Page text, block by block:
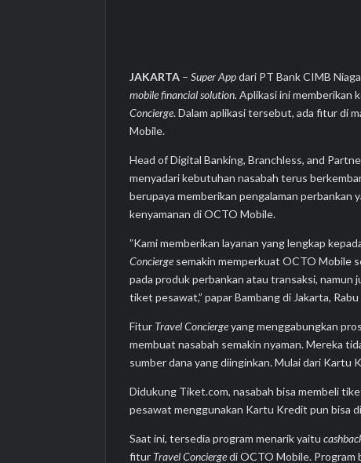
JAKARTA –Super Appdari PT Bank CIMB
mobile financial solution.Aplikasi ini memberikan
Concierge. Dalam aplikasi tersebut, ada fitur di
Mobile.
Head of Digital Banking, Branchless, and
menyadari kebutuhan nasabah terus
berupaya memberikan pengalaman perbankan
kenyamanan di OCTO Mobile.
”Kami memberikan layanan yang lengkap
Concierge semakin memperkuat OCTO Mobile
pada produk perbankan atau transaksi, namun
tiket pesawat,” papar Bambang di Jakarta,
Fitur Travel Conciergeyang menggabungkan
membuat nasabah semakin nyaman. Mereka
sumber dana yang diinginkan. Mulai dari Kartu
Didukung Tiket.com, nasabah bisa membeli
pesawat menggunakan Kartu Kredit pun bisa
Saat ini, tersedia program menarik yaitu
fitur Travel Conciergedi OCTO Mobile. Program